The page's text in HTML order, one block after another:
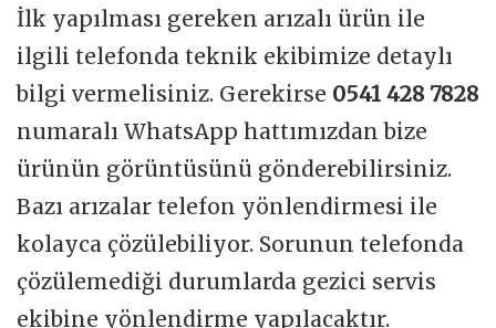
İlk yapılması gereken arızalı ürün ile
ilgili telefonda teknik ekibimize detaylı
bilgi vermelisiniz. Gerekirse 0541 428 7828
numaralı WhatsApp hattımızdan bize
ürünün görüntüsünü gönderebilirsiniz.
Bazı arızalar telefon yönlendirmesi ile
kolayca çözülebiliyor. Sorunun telefonda
çözülemediği durumlarda gezici servis
ekibine yönlendirme yapılacaktır.